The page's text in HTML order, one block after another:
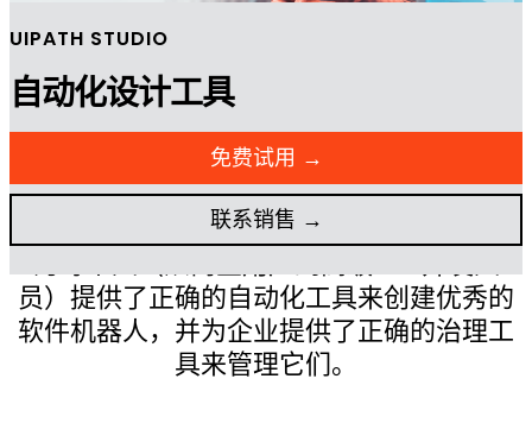
UIPATH STUDIO
自动化设计工具
免费试用 →
联系销售 →
UiPath Studio是一款先进的自动化软件，它
员）提供了正确的自动化工具来创建优秀的
软件机器人，并为企业提供了正确的治理工
具来管理它们。